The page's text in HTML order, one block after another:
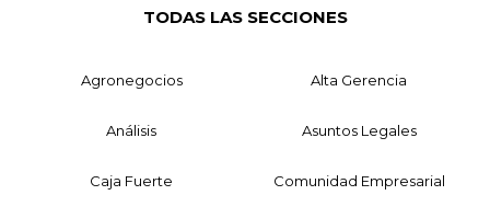
TODAS LAS SECCIONES
Agronegocios Alta Gerencia
Análisis Asuntos Legales
Caja Fuerte Comunidad Empresarial